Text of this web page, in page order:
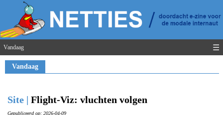
Vandaag ☰
Vandaag
Site | Flight-Viz: vluchten volgen
Gepubliceerd op: 2026-04-09